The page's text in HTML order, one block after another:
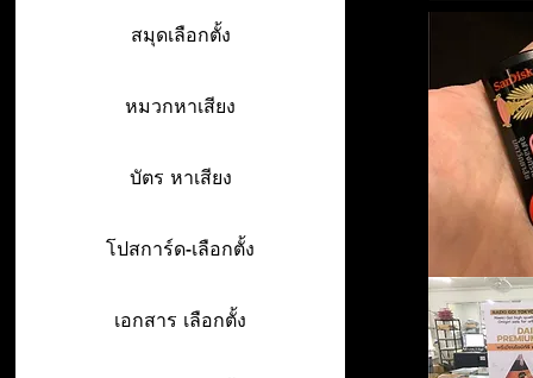
สมุดเลือกตั้ง
หมวกหาเสียง
บัตร หาเสียง
โปสการ์ด-เลือกตั้ง
เอกสาร เลือกตั้ง